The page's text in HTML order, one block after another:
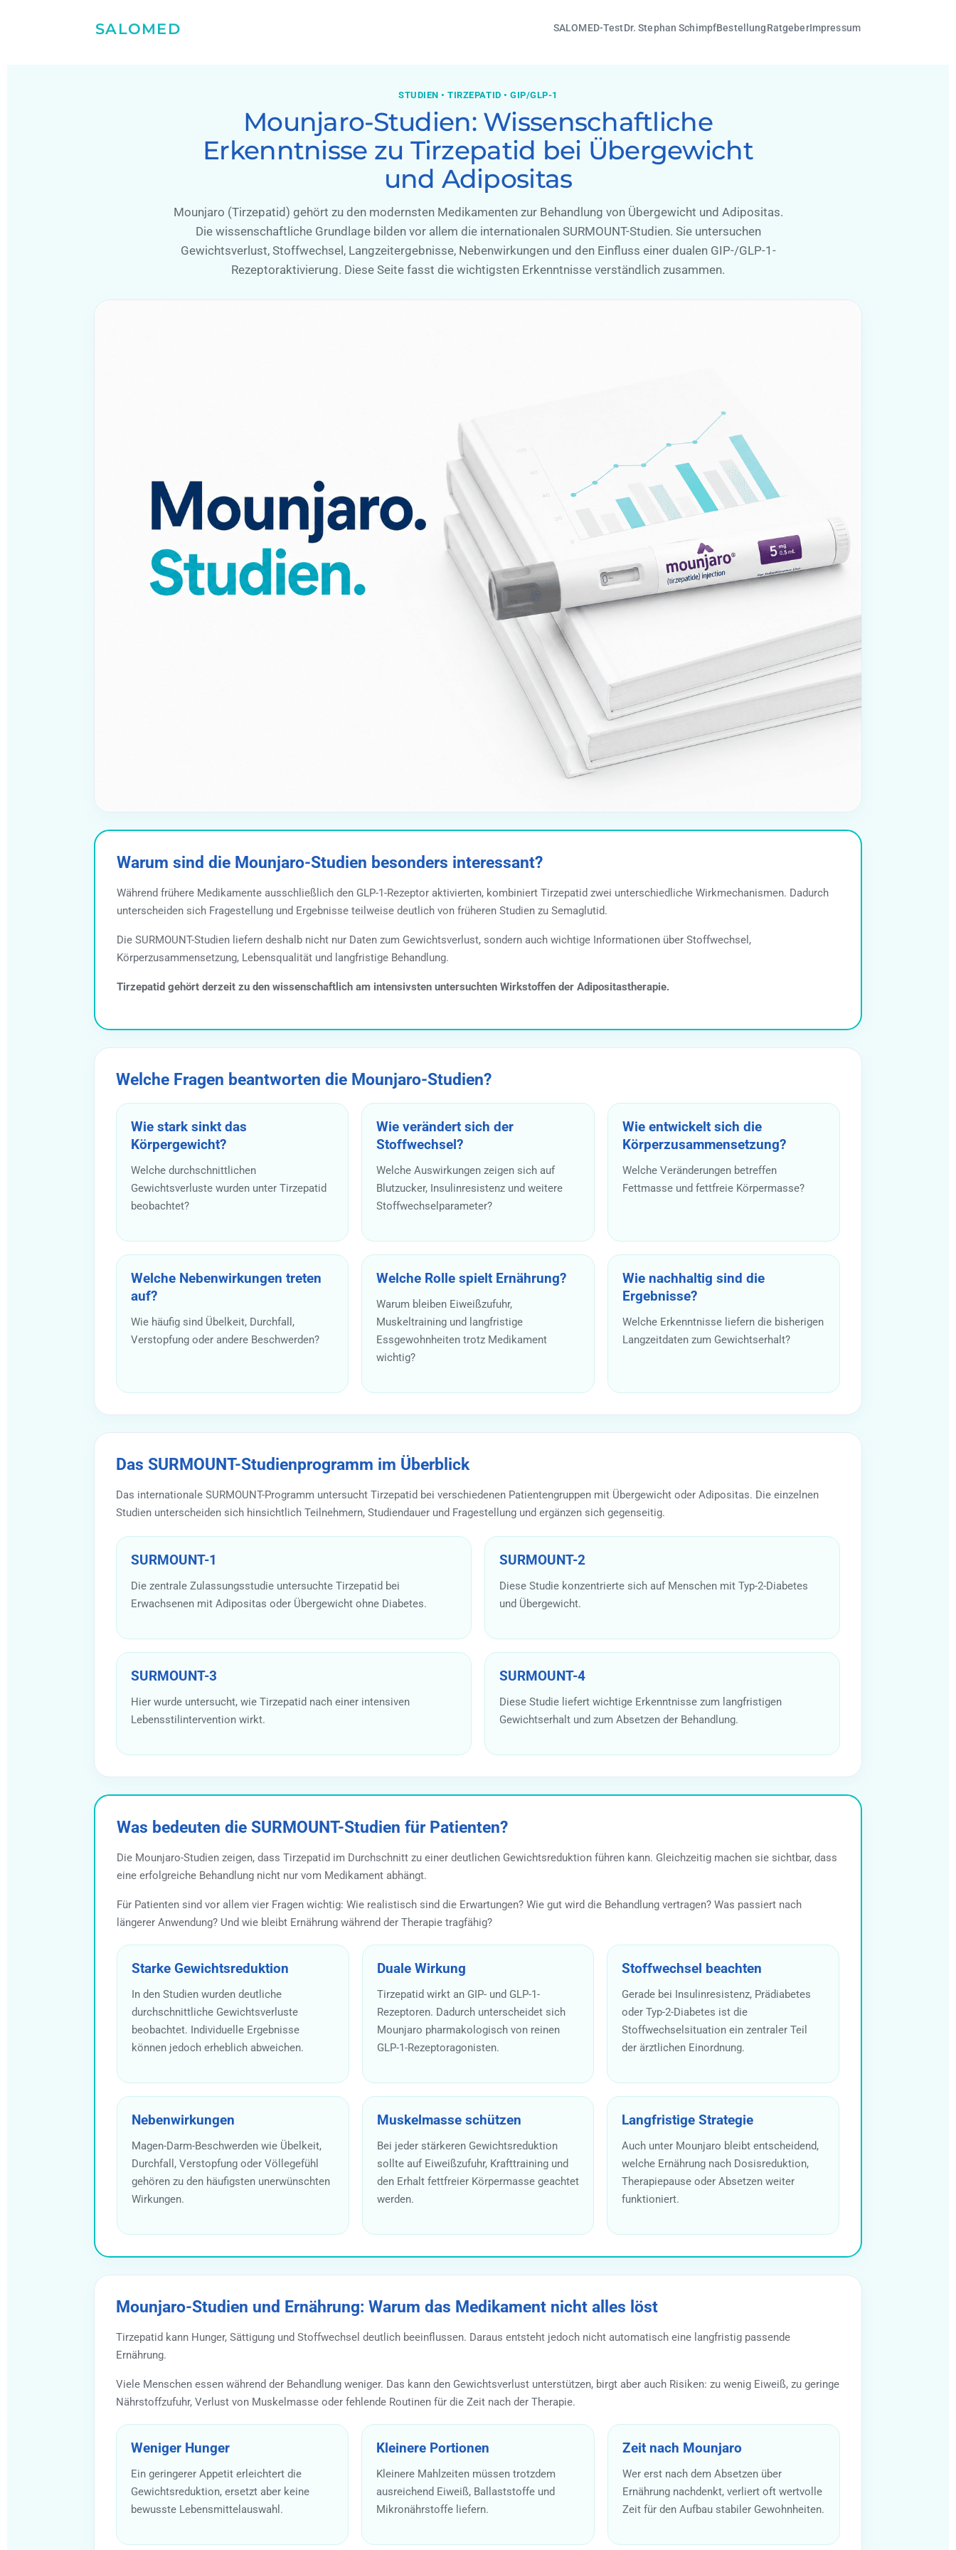
SALOMED SALOMED-TestDr. Stephan SchimpfBestellungRatgeberImpressum
STUDIEN • TIRZEPATID • GIP/GLP-1
Mounjaro-Studien: Wissenschaftliche
Erkenntnisse zu Tirzepatid bei Übergewicht
und Adipositas
Mounjaro (Tirzepatid) gehört zu den modernsten Medikamenten zur Behandlung von Übergewicht und Adipositas.
Die wissenschaftliche Grundlage bilden vor allem die internationalen SURMOUNT-Studien. Sie untersuchen
Gewichtsverlust, Stoffwechsel, Langzeitergebnisse, Nebenwirkungen und den Einfluss einer dualen GIP-/GLP-1-
Rezeptoraktivierung. Diese Seite fasst die wichtigsten Erkenntnisse verständlich zusammen.
Warum sind die Mounjaro-Studien besonders interessant?
Während frühere Medikamente ausschließlich den GLP-1-Rezeptor aktivierten, kombiniert Tirzepatid zwei unterschiedliche Wirkmechanismen. Dadurch
unterscheiden sich Fragestellung und Ergebnisse teilweise deutlich von früheren Studien zu Semaglutid.
Die SURMOUNT-Studien liefern deshalb nicht nur Daten zum Gewichtsverlust, sondern auch wichtige Informationen über Stoffwechsel,
Körperzusammensetzung, Lebensqualität und langfristige Behandlung.
Tirzepatid gehört derzeit zu den wissenschaftlich am intensivsten untersuchten Wirkstoffen der Adipositastherapie.
Welche Fragen beantworten die Mounjaro-Studien?
Wie stark sinkt das
Körpergewicht?
Welche durchschnittlichen
Gewichtsverluste wurden unter Tirzepatid
beobachtet?
Wie verändert sich der
Stoffwechsel?
Welche Auswirkungen zeigen sich auf
Blutzucker, Insulinresistenz und weitere
Stoffwechselparameter?
Wie entwickelt sich die
Körperzusammensetzung?
Welche Veränderungen betreffen
Fettmasse und fettfreie Körpermasse?
Welche Nebenwirkungen treten
auf?
Wie häufig sind Übelkeit, Durchfall,
Verstopfung oder andere Beschwerden?
Welche Rolle spielt Ernährung?
Warum bleiben Eiweißzufuhr,
Muskeltraining und langfristige
Essgewohnheiten trotz Medikament
wichtig?
Wie nachhaltig sind die
Ergebnisse?
Welche Erkenntnisse liefern die bisherigen
Langzeitdaten zum Gewichtserhalt?
Das SURMOUNT-Studienprogramm im Überblick
Das internationale SURMOUNT-Programm untersucht Tirzepatid bei verschiedenen Patientengruppen mit Übergewicht oder Adipositas. Die einzelnen
Studien unterscheiden sich hinsichtlich Teilnehmern, Studiendauer und Fragestellung und ergänzen sich gegenseitig.
SURMOUNT-1
Die zentrale Zulassungsstudie untersuchte Tirzepatid bei
Erwachsenen mit Adipositas oder Übergewicht ohne Diabetes.
SURMOUNT-2
Diese Studie konzentrierte sich auf Menschen mit Typ-2-Diabetes
und Übergewicht.
SURMOUNT-3
Hier wurde untersucht, wie Tirzepatid nach einer intensiven
Lebensstilintervention wirkt.
SURMOUNT-4
Diese Studie liefert wichtige Erkenntnisse zum langfristigen
Gewichtserhalt und zum Absetzen der Behandlung.
Was bedeuten die SURMOUNT-Studien für Patienten?
Die Mounjaro-Studien zeigen, dass Tirzepatid im Durchschnitt zu einer deutlichen Gewichtsreduktion führen kann. Gleichzeitig machen sie sichtbar, dass
eine erfolgreiche Behandlung nicht nur vom Medikament abhängt.
Für Patienten sind vor allem vier Fragen wichtig: Wie realistisch sind die Erwartungen? Wie gut wird die Behandlung vertragen? Was passiert nach
längerer Anwendung? Und wie bleibt Ernährung während der Therapie tragfähig?
Starke Gewichtsreduktion
In den Studien wurden deutliche
durchschnittliche Gewichtsverluste
beobachtet. Individuelle Ergebnisse
können jedoch erheblich abweichen.
Duale Wirkung
Tirzepatid wirkt an GIP- und GLP-1-
Rezeptoren. Dadurch unterscheidet sich
Mounjaro pharmakologisch von reinen
GLP-1-Rezeptoragonisten.
Stoffwechsel beachten
Gerade bei Insulinresistenz, Prädiabetes
oder Typ-2-Diabetes ist die
Stoffwechselsituation ein zentraler Teil
der ärztlichen Einordnung.
Nebenwirkungen
Magen-Darm-Beschwerden wie Übelkeit,
Durchfall, Verstopfung oder Völlegefühl
gehören zu den häufigsten unerwünschten
Wirkungen.
Muskelmasse schützen
Bei jeder stärkeren Gewichtsreduktion
sollte auf Eiweißzufuhr, Krafttraining und
den Erhalt fettfreier Körpermasse geachtet
werden.
Langfristige Strategie
Auch unter Mounjaro bleibt entscheidend,
welche Ernährung nach Dosisreduktion,
Therapiepause oder Absetzen weiter
funktioniert.
Mounjaro-Studien und Ernährung: Warum das Medikament nicht alles löst
Tirzepatid kann Hunger, Sättigung und Stoffwechsel deutlich beeinflussen. Daraus entsteht jedoch nicht automatisch eine langfristig passende
Ernährung.
Viele Menschen essen während der Behandlung weniger. Das kann den Gewichtsverlust unterstützen, birgt aber auch Risiken: zu wenig Eiweiß, zu geringe
Nährstoffzufuhr, Verlust von Muskelmasse oder fehlende Routinen für die Zeit nach der Therapie.
Weniger Hunger
Ein geringerer Appetit erleichtert die
Gewichtsreduktion, ersetzt aber keine
bewusste Lebensmittelauswahl.
Kleinere Portionen
Kleinere Mahlzeiten müssen trotzdem
ausreichend Eiweiß, Ballaststoffe und
Mikronährstoffe liefern.
Zeit nach Mounjaro
Wer erst nach dem Absetzen über
Ernährung nachdenkt, verliert oft wertvolle
Zeit für den Aufbau stabiler Gewohnheiten.